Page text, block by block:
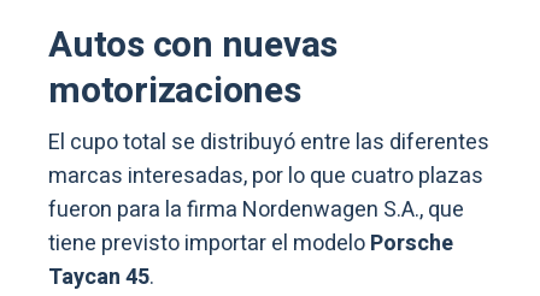
Autos con nuevas
motorizaciones
El cupo total se distribuyó entre las diferentes
marcas interesadas, por lo que cuatro plazas
fueron para la firma Nordenwagen S.A., que
tiene previsto importar el modeloPorsche
Taycan 45.